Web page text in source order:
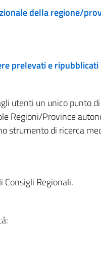
della regione/
prelevati e
utenti un unico punto
Regioni/Province
strumento di ricerca
Regionali.